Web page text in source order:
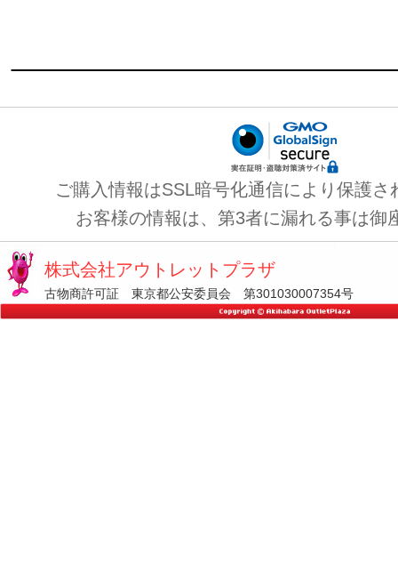
ご購入情報はSSL暗号化通信により保護さ
お客様の情報は、第3者に漏れる事は御
株式会社アウトレットプラザ
古物商許可証 東京都公安委員会 第301030007354号